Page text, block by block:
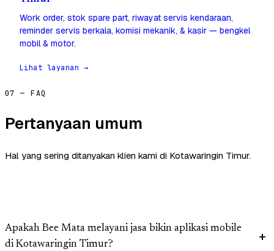
Work order, stok spare part, riwayat servis kendaraan,
reminder servis berkala, komisi mekanik, & kasir — bengkel
mobil & motor.
Lihat layanan →
07 — FAQ
Pertanyaan umum
Hal yang sering ditanyakan klien kami di Kotawaringin Timur.
Apakah Bee Mata melayani jasa bikin aplikasi mobile
di Kotawaringin Timur?